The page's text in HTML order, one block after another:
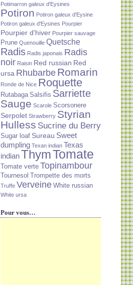
Potimarron galeux d'Eysines
Potiron Potiron galeux d'Eysine
Potiron galeux d'Eysines Pourpier
Pourpier d'hiver Pourpier sauvage
Prune Quenouille Quetsche
Radis Radis japonais Radis
noir Raisin Red russian Red
ursa Rhubarbe Romarin
Ronde de Nice Roquette
Rutabaga Salsifis Sarriette
Sauge Scarole Scorsonere
Serpolet Strawberry Styrian
Hulless Sucrine du Berry
Sugar loaf Sureau Sweet
dumpling Texan indian Texas
indianThymTomate
Tomate verte Topinambour
Tournesol Trompette des morts
Truffe Verveine White russian
White ursa
Pour vous…